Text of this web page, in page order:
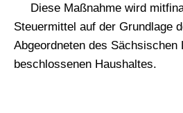
Diese Maßnahme wird
Steuermittel auf der Grundlage
Abgeordneten des Sächsischen
beschlossenen Haushaltes.